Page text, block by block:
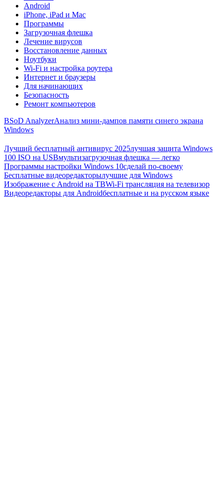
Android
iPhone, iPad и Mac
Программы
Загрузочная флешка
Лечение вирусов
Восстановление данных
Ноутбуки
Wi-Fi и настройка роутера
Интернет и браузеры
Для начинающих
Безопасность
Ремонт компьютеров
BSoD AnalyzerАнализ мини-дампов памяти синего экрана
Windows
Лучший бесплатный антивирус 2025лучшая защита Windows
100 ISO на USBмультизагрузочная флешка — легко
Программы настройки Windows 10сделай по-своему
Бесплатные видеоредакторылучшие для Windows
Изображение с Android на ТВWi-Fi трансляция на телевизор
Видеоредакторы для Androidбесплатные и на русском языке